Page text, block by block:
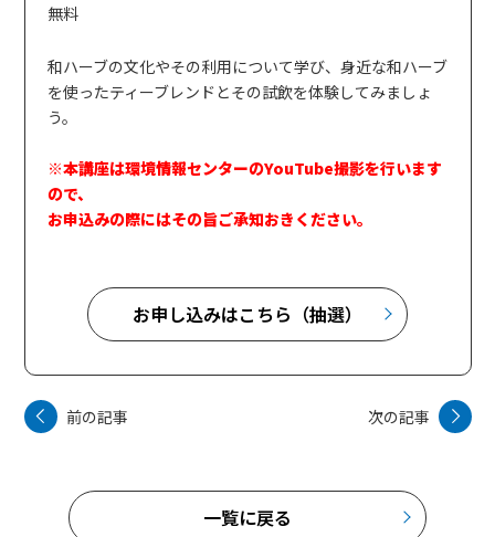
無料
和ハーブの文化やその利用について学び、身近な和ハーブ
を使ったティーブレンドとその試飲を体験してみましょ
う。
※本講座は環境情報センターのYouTube撮影を行います
ので、
お申込みの際にはその旨ご承知おきください。
お申し込みはこちら（抽選）
前の記事 次の記事
一覧に戻る